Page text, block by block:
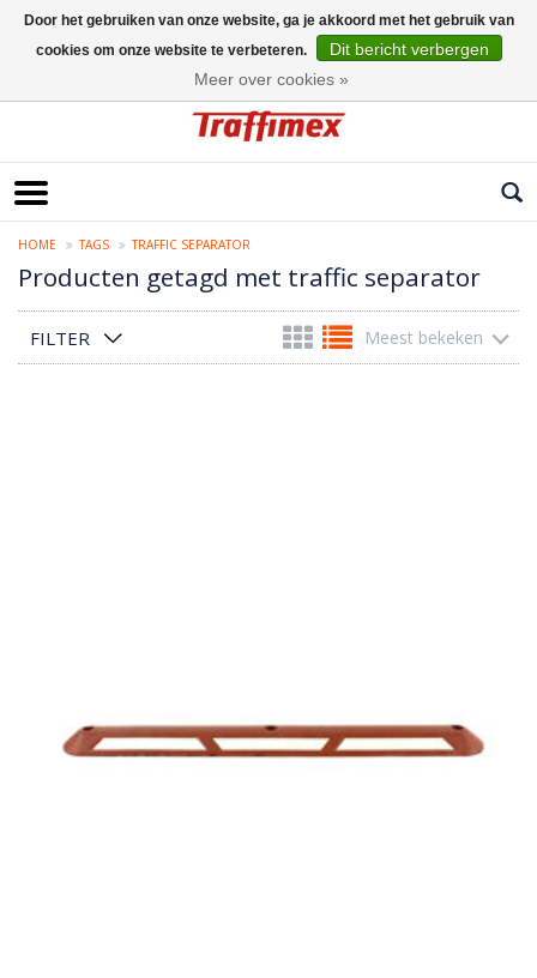
HOME TAGS TRAFFIC SEPARATOR
Producten getagd met traffic separator
FILTER Meest bekeken
Door het gebruiken van onze website, ga je akkoord met het gebruik van
cookies om onze website te verbeteren.
Dit bericht verbergen
Meer over cookies »